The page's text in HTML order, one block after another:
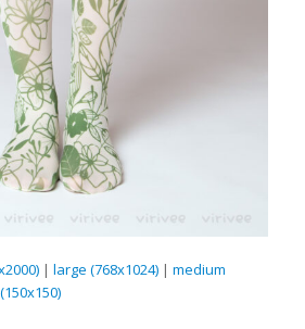
| large (768x1024)| medium